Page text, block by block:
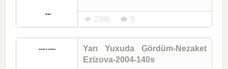
2309 0
Yarı Yuxuda Gördüm-Nezaket
Ezizova-2004-140s